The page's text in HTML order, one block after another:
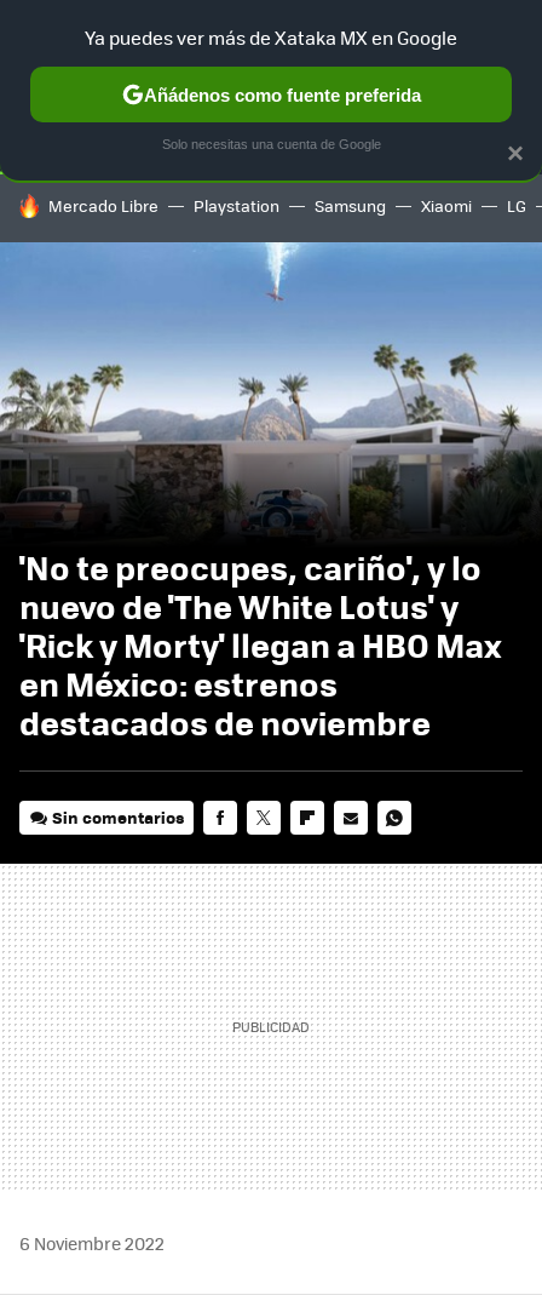
SELECCIÓN GAMING HOME AUTO TERRITORIO
HOY SE HABLA DE
Mercado Libre Playstation Samsung Xiaomi LG
'No te preocupes, cariño', y lo
nuevo de 'The White Lotus' y
'Rick y Morty' llegan a HBO Max
en México: estrenos
destacados de noviembre
Sin comentarios
MAIL
6 Noviembre 2022
×
Ya puedes ver más de Xataka MX en Google
Añádenos como fuente preferida
Solo necesitas una cuenta de Google